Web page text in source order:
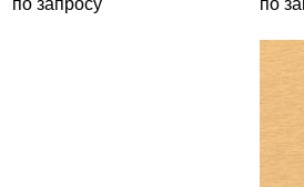
по запросу по